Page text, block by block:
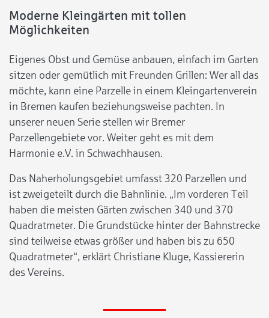
Moderne Kleingärten mit tollen
Möglichkeiten
Eigenes Obst und Gemüse anbauen, einfach im Garten
sitzen oder gemütlich mit Freunden Grillen: Wer all das
möchte, kann eine Parzelle in einem Kleingartenverein
in Bremen kaufen beziehungsweise pachten. In
unserer neuen Serie stellen wir Bremer
Parzellengebiete vor. Weiter geht es mit dem
Harmonie e.V. in Schwachhausen.
Das Naherholungsgebiet umfasst 320 Parzellen und
ist zweigeteilt durch die Bahnlinie. „Im vorderen Teil
haben die meisten Gärten zwischen 340 und 370
Quadratmeter. Die Grundstücke hinter der Bahnstrecke
sind teilweise etwas größer und haben bis zu 650
Quadratmeter“, erklärt Christiane Kluge, Kassiererin
des Vereins.